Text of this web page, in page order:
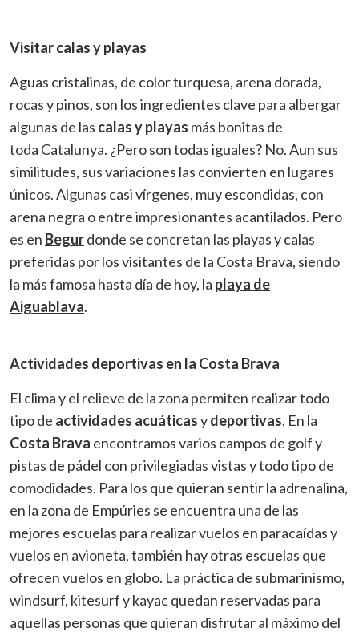
Visitar calas y playas
Aguas cristalinas, de color turquesa, arena dorada,
rocas y pinos, son los ingredientes clave para albergar
algunas de las calas y playas más bonitas de
toda Catalunya. ¿Pero son todas iguales? No. Aun sus
similitudes, sus variaciones las convierten en lugares
únicos. Algunas casi vírgenes, muy escondidas, con
arena negra o entre impresionantes acantilados. Pero
es en Begurdonde se concretan las playas y calas
preferidas por los visitantes de la Costa Brava, siendo
la más famosa hasta día de hoy, la playa de
Aiguablava.
Actividades deportivas en la Costa Brava
El clima y el relieve de la zona permiten realizar todo
tipo de actividades acuáticasydeportivas. En la
Costa Brava encontramos varios campos de golf y
pistas de pádel con privilegiadas vistas y todo tipo de
comodidades. Para los que quieran sentir la adrenalina,
en la zona de Empúries se encuentra una de las
mejores escuelas para realizar vuelos en paracaídas y
vuelos en avioneta, también hay otras escuelas que
ofrecen vuelos en globo. La práctica de submarinismo,
windsurf, kitesurf y kayac quedan reservadas para
aquellas personas que quieran disfrutar al máximo del
guardar la información de preferencia del usuario para
mejorar la calidad de nuestros servicios y para ofrecer una
Marketing y publicidad
Estas cookies son utilizadas para almacenar información
sobre las preferencias y elecciones personales del usuario
navegación. Gracias a ellas, podemos conocer los hábitos
de navegación en el sitio web y mostrar publicidad
relacionada con el perfil de navegación del usuario.